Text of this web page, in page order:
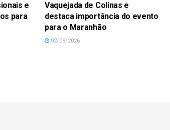
e
para
Vaquejada de Colinas e
destaca importância do evento
para o Maranhão
02/08/2026